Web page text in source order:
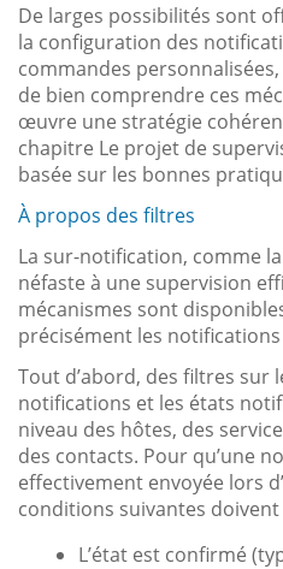
De larges possibilités sont
la configuration des
commandes
de bien comprendre ces
œuvre une stratégie
chapitre Le projet de
basée sur les bonnes
À propos des filtres
La sur-notification, comme
néfaste à une supervision
mécanismes sont
précisément les
Tout d’abord, des filtres sur
notifications et les états
niveau des hôtes, des
des contacts. Pour qu’une
effectivement envoyée lors
conditions suivantes
L’état est confirmé